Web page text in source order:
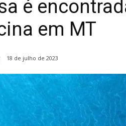
é
em MT
18 de julho de 2023